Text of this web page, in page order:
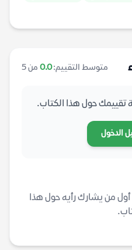
متوسط التقييم:0.0 من 5
تقييمك حول هذا الكتاب.
الدخول
أول من يشارك رأيه حول هذا